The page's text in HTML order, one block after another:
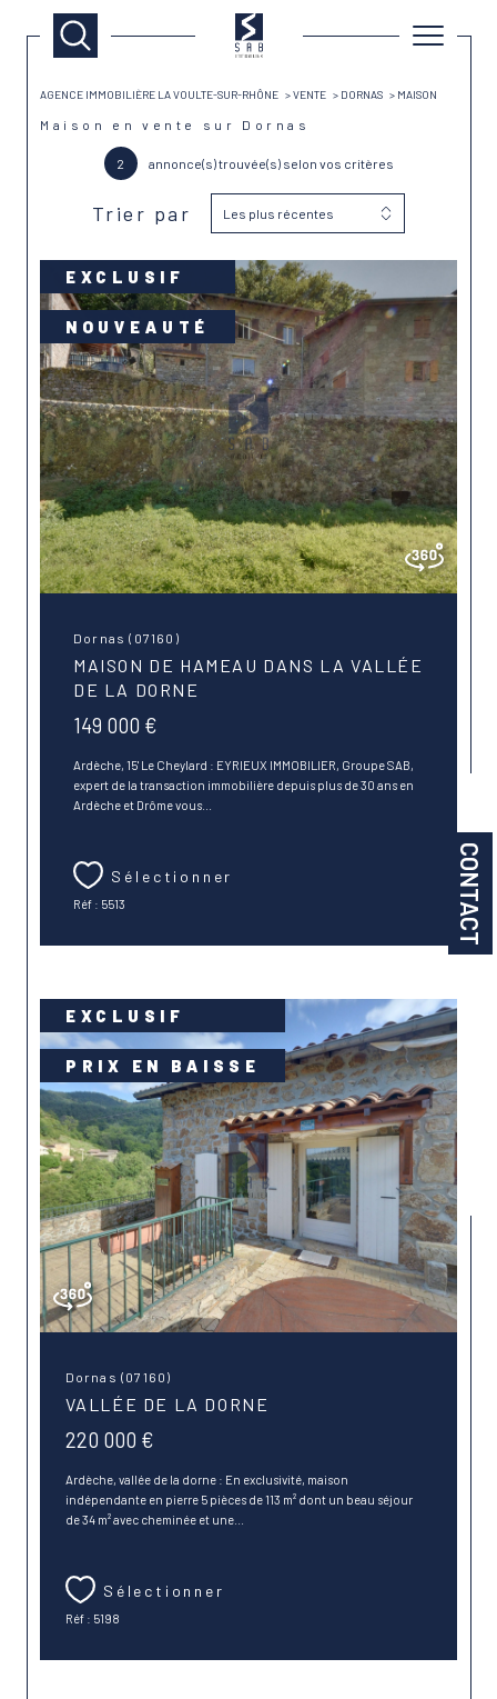
CONTACT
AGENCE IMMOBILIÈRE LA VOULTE-SUR-RHÔNE VENTE DORNAS MAISON
Maison en vente sur Dornas
2 annonce(s) trouvée(s) selon vos critères
Trier par Les plus récentes
Dornas (07160)
MAISON DE HAMEAU DANS LA VALLÉE
DE LA DORNE
149 000 €
Ardèche, 15' Le Cheylard : EYRIEUX IMMOBILIER, Groupe SAB,
expert de la transaction immobilière depuis plus de 30 ans en
Ardèche et Drôme vous...
Sélectionner
Réf : 5513
EXCLUSIF
NOUVEAUTÉ
Dornas (07160)
VALLÉE DE LA DORNE
220 000 €
Ardèche, vallée de la dorne : En exclusivité, maison
indépendante en pierre 5 pièces de 113 m² dont un beau séjour
de 34 m² avec cheminée et une...
Sélectionner
Réf : 5198
EXCLUSIF
PRIX EN BAISSE